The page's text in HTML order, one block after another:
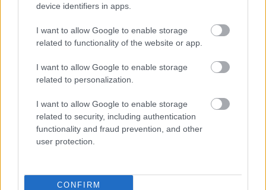
device identifiers in apps.
I want to allow Google to enable storage
related to functionality of the website or app.
I want to allow Google to enable storage
related to personalization.
I want to allow Google to enable storage
related to security, including authentication
functionality and fraud prevention, and other
user protection.
CONFIRM
Ekströmöt, akinek már van WRX-es tapasztalata
is: 2014-ben az Istanbul Parkban az EKS
színeiben, a következő szezon nagy részében
pedig a Marklund Motorsportnál versenyzett.